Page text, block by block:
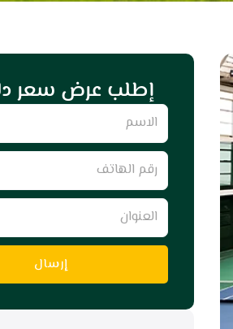
إطلب عرض سعر
Name
رقم
الهاتف
العنوان
إرسال